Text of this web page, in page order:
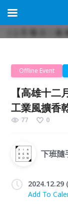
Offline Event
【高雄十
工業風擴香
77 0
下班隨
2024.12.29
Add To